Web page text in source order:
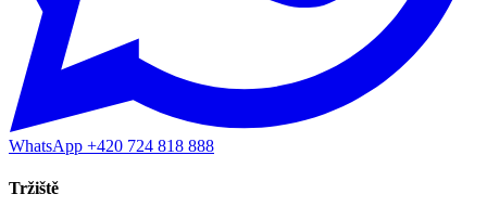
WhatsApp +420 724 818 888
Tržiště